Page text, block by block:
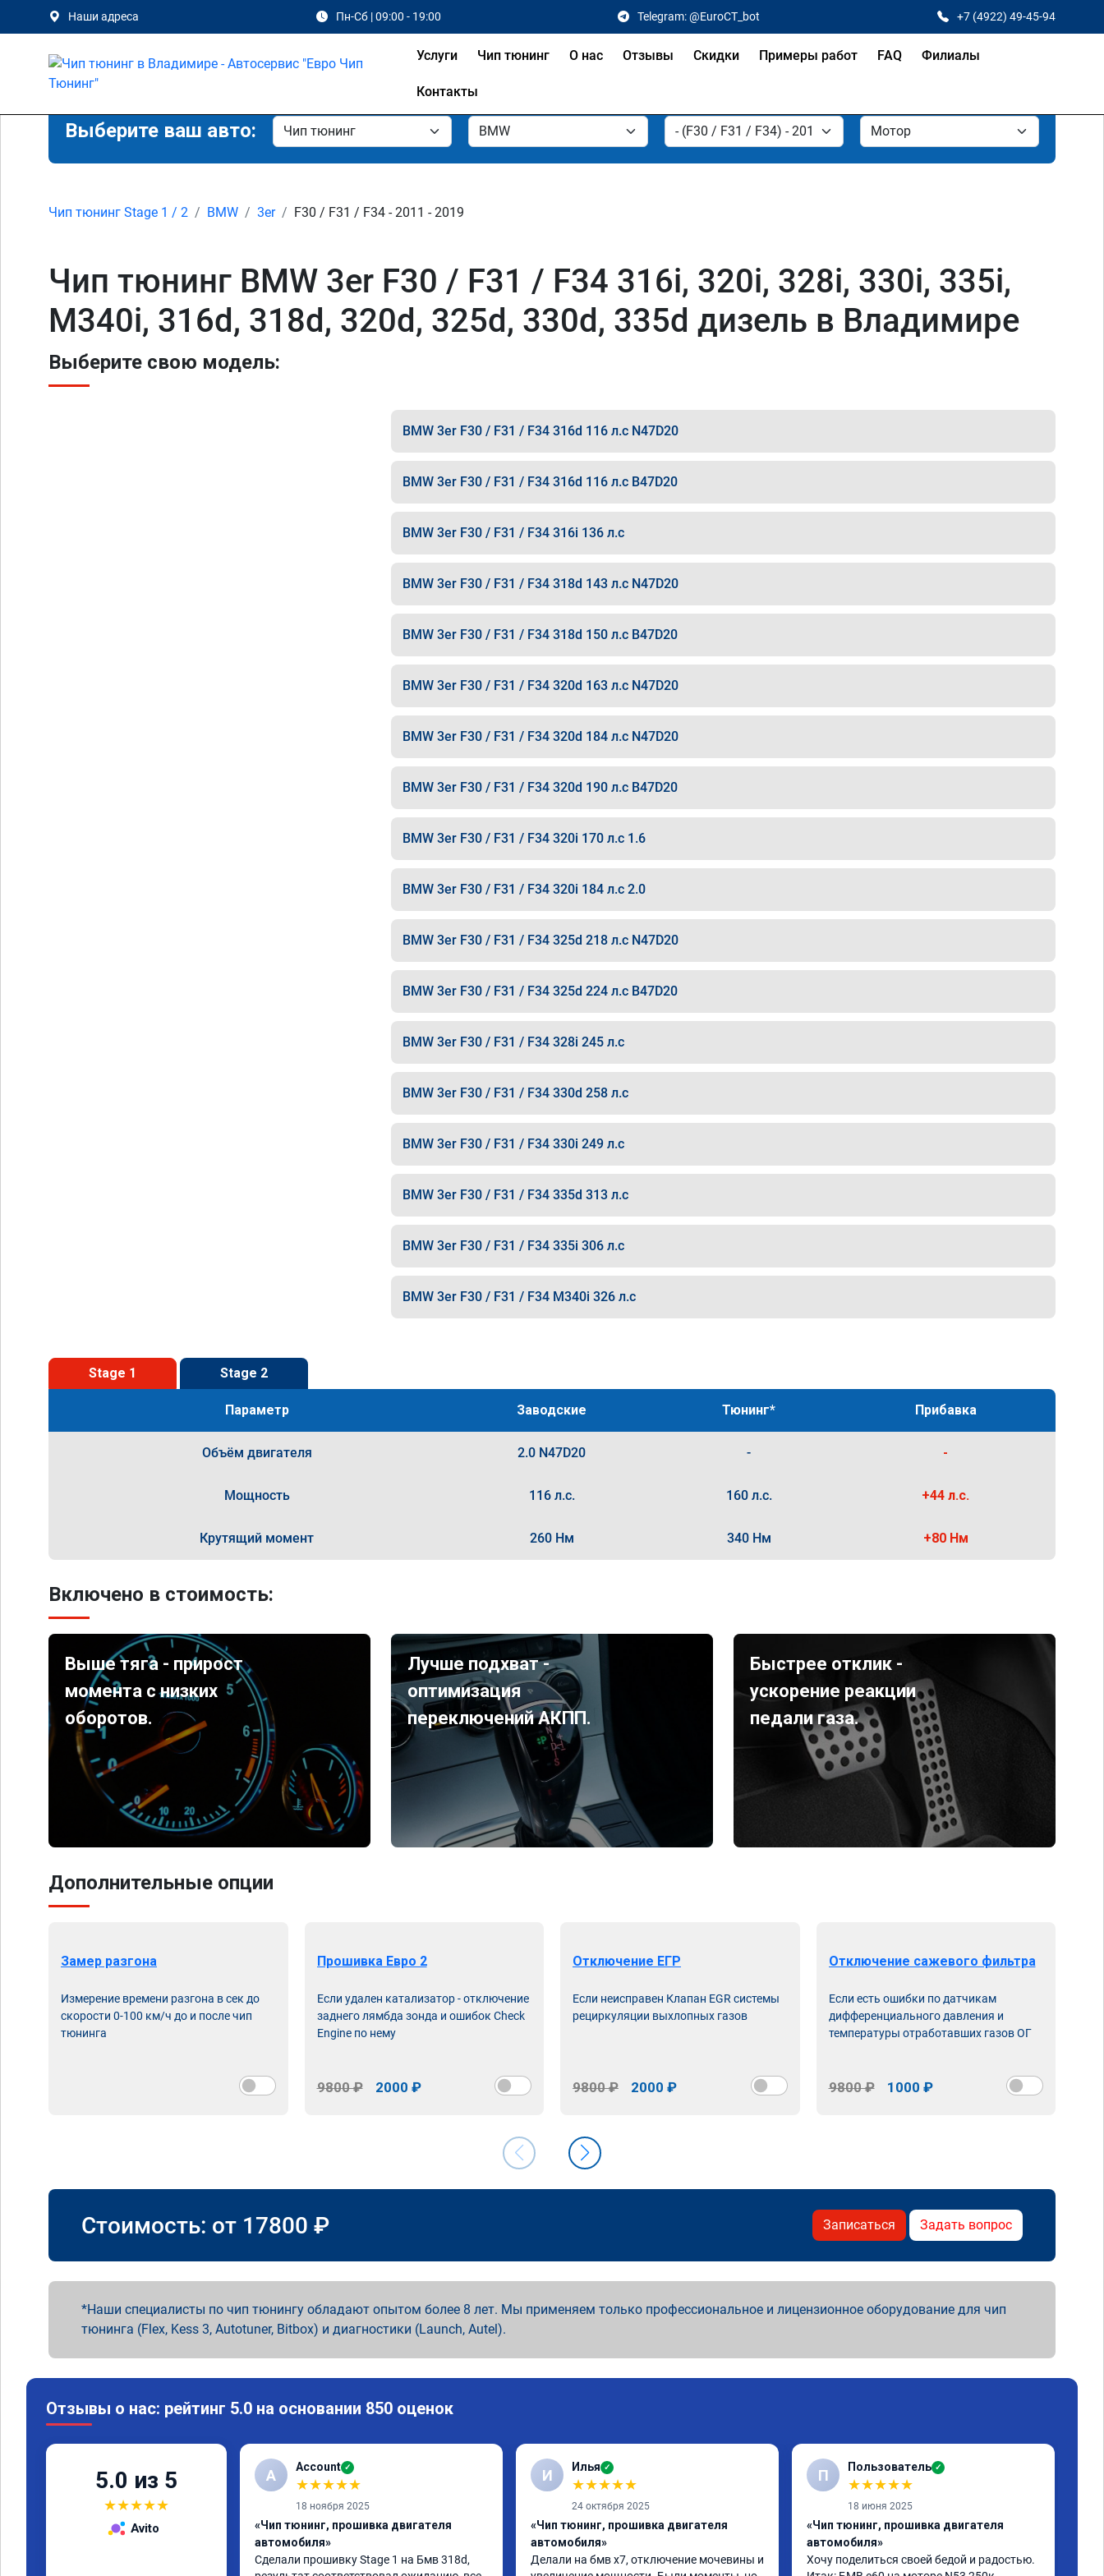
Наши адреса Пн-Сб | 09:00 - 19:00 Telegram: @EuroCT_bot +7 (4922) 49-45-94
Услуги Чип тюнинг О нас Отзывы Скидки Примеры работ FAQ Филиалы
Контакты
Выберите ваш авто:
Чип тюнинг Stage 1 / 2 BMW 3er F30 / F31 / F34 - 2011 - 2019
Чип тюнинг BMW 3er F30 / F31 / F34 316i, 320i, 328i, 330i, 335i,
M340i, 316d, 318d, 320d, 325d, 330d, 335d дизель в Владимире
Выберите свою модель:
BMW 3er F30 / F31 / F34 316d 116 л.с N47D20
BMW 3er F30 / F31 / F34 316d 116 л.с B47D20
BMW 3er F30 / F31 / F34 316i 136 л.с
BMW 3er F30 / F31 / F34 318d 143 л.с N47D20
BMW 3er F30 / F31 / F34 318d 150 л.с B47D20
BMW 3er F30 / F31 / F34 320d 163 л.с N47D20
BMW 3er F30 / F31 / F34 320d 184 л.с N47D20
BMW 3er F30 / F31 / F34 320d 190 л.с B47D20
BMW 3er F30 / F31 / F34 320i 170 л.с 1.6
BMW 3er F30 / F31 / F34 320i 184 л.с 2.0
BMW 3er F30 / F31 / F34 325d 218 л.с N47D20
BMW 3er F30 / F31 / F34 325d 224 л.с B47D20
BMW 3er F30 / F31 / F34 328i 245 л.с
BMW 3er F30 / F31 / F34 330d 258 л.с
BMW 3er F30 / F31 / F34 330i 249 л.с
BMW 3er F30 / F31 / F34 335d 313 л.с
BMW 3er F30 / F31 / F34 335i 306 л.с
BMW 3er F30 / F31 / F34 M340i 326 л.с
Stage 1 Stage 2
Параметр Заводские Тюнинг* Прибавка
Объём двигателя 2.0 N47D20 - -
Мощность 116 л.с. 160 л.с. +44 л.с.
Крутящий момент 260 Нм 340 Нм +80 Нм
Включено в стоимость:
Выше тяга - прирост
момента с низких
оборотов.
Лучше подхват -
оптимизация
переключений АКПП.
Быстрее отклик -
ускорение реакции
педали газа.
Дополнительные опции
Замер разгона
Измерение времени разгона в сек до
скорости 0-100 км/ч до и после чип
тюнинга
Прошивка Евро 2
Если удален катализатор - отключение
заднего лямбда зонда и ошибок Check
Engine по нему
9800 ₽ 2000 ₽
Отключение ЕГР
Если неисправен Клапан EGR системы
рециркуляции выхлопных газов
9800 ₽ 2000 ₽
Отключение сажевого фильтра
Если есть ошибки по датчикам
дифференциального давления и
температуры отработавших газов ОГ
9800 ₽ 1000 ₽
Стоимость: от 17800 ₽ Записаться Задать вопрос
Наши специалисты по чип тюнингу обладают опытом более 8 лет. Мы применяем только профессиональное и лицензионное оборудование для чип
тюнинга (Flex, Kess 3, Autotuner, Bitbox) и диагностики (Launch, Autel).
Отзывы о нас: рейтинг 5.0 на основании 850 оценок
5.0 из 5
★★★★★
Avito
A Account ✓
★★★★★
18 ноября 2025
«Чип тюнинг, прошивка двигателя
автомобиля»
Сделали прошивку Stage 1 на Бмв 318d,
И Илья ✓
★★★★★
24 октября 2025
«Чип тюнинг, прошивка двигателя
автомобиля»
Делали на бмв х7, отключение мочевины и
П Пользователь ✓
★★★★★
18 июня 2025
«Чип тюнинг, прошивка двигателя
автомобиля»
Хочу поделиться своей бедой и радостью.